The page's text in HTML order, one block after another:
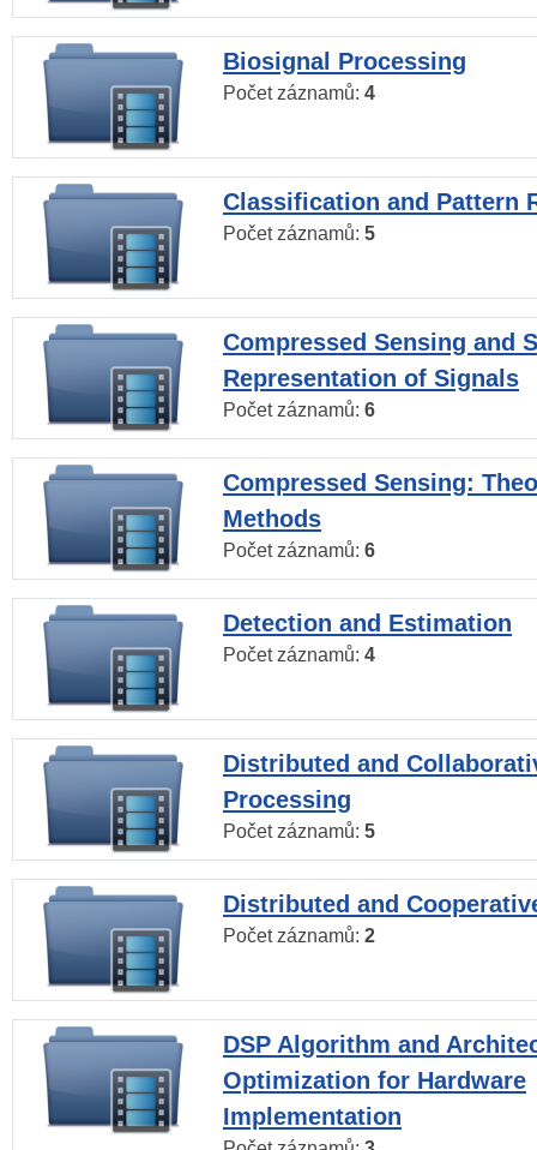
Biosignal Processing
Počet záznamů: 4
Classification and Pattern
Počet záznamů: 5
Compressed Sensing and
Representation of Signals
Počet záznamů: 6
Compressed Sensing:
Methods
Počet záznamů: 6
Detection and Estimation
Počet záznamů: 4
Distributed and
Processing
Počet záznamů: 5
Distributed and
Počet záznamů: 2
DSP Algorithm and
Optimization for Hardware
Implementation